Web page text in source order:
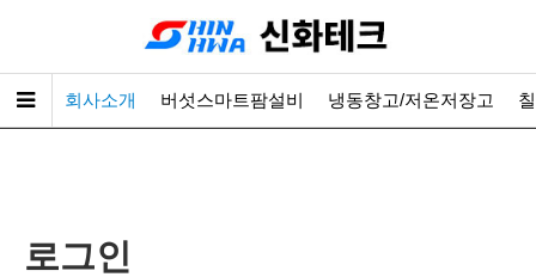
회사소개 버섯스마트팜설비 냉동창고/저온저장고
로그인